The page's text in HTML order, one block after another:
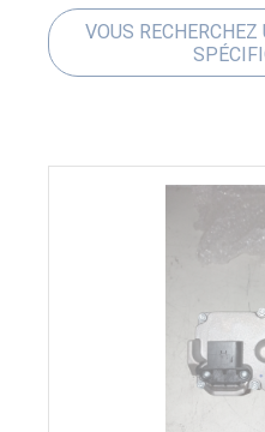
VOUS
PIAGGIO
0805